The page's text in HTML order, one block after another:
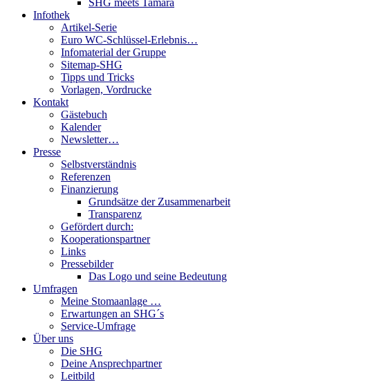
Infothek
Artikel-Serie
Euro WC-Schlüssel-Erlebnis…
Infomaterial der Gruppe
Sitemap-SHG
Tipps und Tricks
Vorlagen, Vordrucke
Kontakt
Gästebuch
Kalender
Newsletter…
Presse
Selbstverständnis
Referenzen
Finanzierung
Grundsätze der Zusammenarbeit
Transparenz
Gefördert durch:
Kooperationspartner
Links
Pressebilder
Das Logo und seine Bedeutung
Umfragen
Meine Stomaanlage …
Erwartungen an SHG´s
Service-Umfrage
Über uns
Die SHG
Deine Ansprechpartner
Leitbild